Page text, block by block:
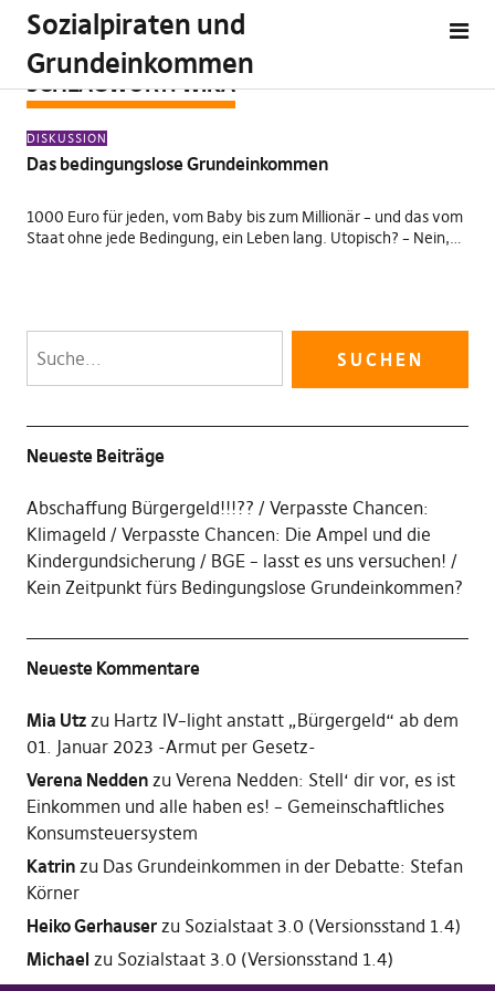
Sozialpiraten und
Grundeinkommen
SCHLAGWORT:WIKA
DISKUSSION
Das bedingungslose Grundeinkommen
1000 Euro für jeden, vom Baby bis zum Millionär – und das vom
Staat ohne jede Bedingung, ein Leben lang. Utopisch? – Nein,…
Neueste Beiträge
Abschaffung Bürgergeld!!!??
Verpasste Chancen:
Klimageld
Verpasste Chancen: Die Ampel und die
Kindergundsicherung
BGE – lasst es uns versuchen!
Kein Zeitpunkt fürs Bedingungslose Grundeinkommen?
Neueste Kommentare
Mia Utzzu Hartz IV–light anstatt „Bürgergeld“ ab dem
01. Januar 2023 -Armut per Gesetz-
Verena Neddenzu Verena Nedden: Stell‘ dir vor, es ist
Einkommen und alle haben es! – Gemeinschaftliches
Konsumsteuersystem
Katrinzu Das Grundeinkommen in der Debatte: Stefan
Körner
Heiko Gerhauserzu Sozialstaat 3.0 (Versionsstand 1.4)
Michael zu Sozialstaat 3.0 (Versionsstand 1.4)